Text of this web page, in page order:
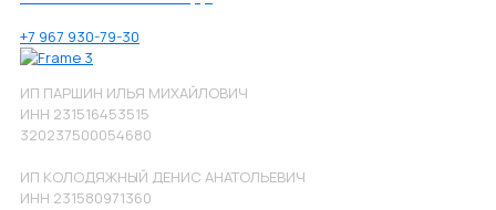
+7 967 930-79-30
ИП ПАРШИН ИЛЬЯ МИХАЙЛОВИЧ
ИНН 231516453515
320237500054680
ИП КОЛОДЯЖНЫЙ ДЕНИС АНАТОЛЬЕВИЧ
ИНН 231580971360